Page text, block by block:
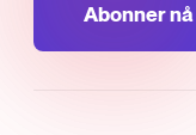
Abonner nå